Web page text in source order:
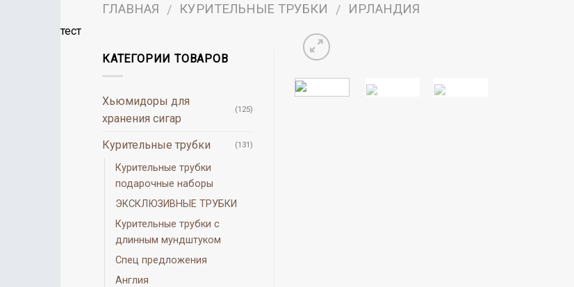
ГЛАВНАЯ / КУРИТЕЛЬНЫЕ ТРУБКИ / ИРЛАНДИЯ
тест
КАТЕГОРИИ ТОВАРОВ
Хьюмидоры для
хранения сигар
(125)
Курительные трубки (131)
Курительные трубки
подарочные наборы
ЭКСКЛЮЗИВНЫЕ ТРУБКИ
Курительные трубки с
длинным мундштуком
Спец предложения
Англия